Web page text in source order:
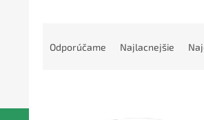
Odporúčame Najlacnejšie